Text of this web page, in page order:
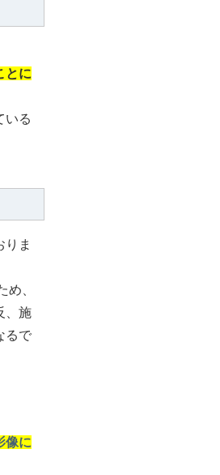
とに
いる
りま
、
、施
るで
像に